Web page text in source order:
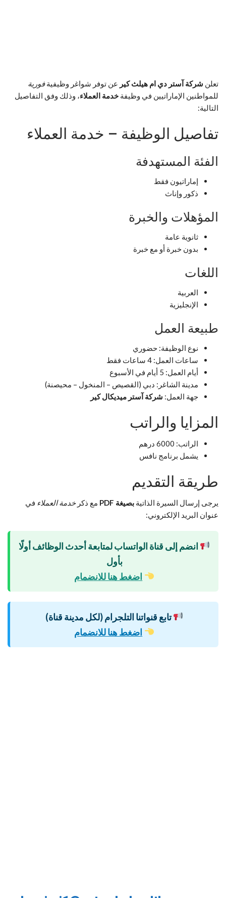
تعلن شركة آستر دي ام هيلث كير عن توفر شواغر وظيفيةفورية
للمواطنين الإماراتيين في وظيفة خدمة العملاء، وذلك وفق التفاصيل
التالية:
تفاصيل الوظيفة – خدمة العملاء
الفئة المستهدفة
إماراتيون فقط
ذكور وإناث
المؤهلات والخبرة
ثانوية عامة
بدون خبرة أو مع خبرة
اللغات
العربية
الإنجليزية
طبيعة العمل
نوع الوظيفة: حضوري
ساعات العمل: 4 ساعات فقط
أيام العمل: 5 أيام في الأسبوع
مدينة الشاغر: دبي (القصيص – المنخول – محيصنة)
جهة العمل: شركة آستر ميديكال كير
المزايا والراتب
الراتب: 6000 درهم
يشمل برنامج نافس
طريقة التقديم
يرجى إرسال السيرة الذاتية بصيغة PDF مع ذكرخدمة العملاء في
عنوان البريد الإلكتروني:
انضم إلى قناة الواتساب لمتابعة أحدث الوظائف أولًا
بأول
اضغط هنا للانضمام
تابع قنواتنا التلجرام (لكل مدينة قناة)
اضغط هنا للانضمام